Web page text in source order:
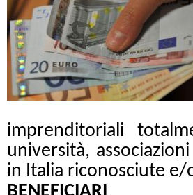
imprenditoriali
università,
in Italia riconosciute